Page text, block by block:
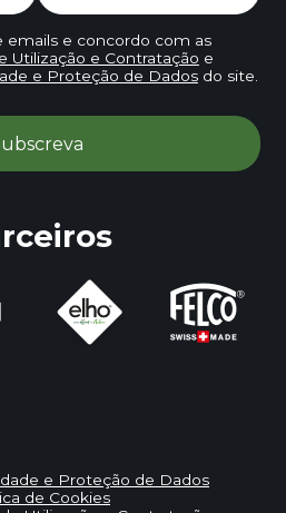
emails e concordo com as
Utilização e Contratação e
e Proteção de Dadosdo site.
e Proteção de Dados
de Cookies